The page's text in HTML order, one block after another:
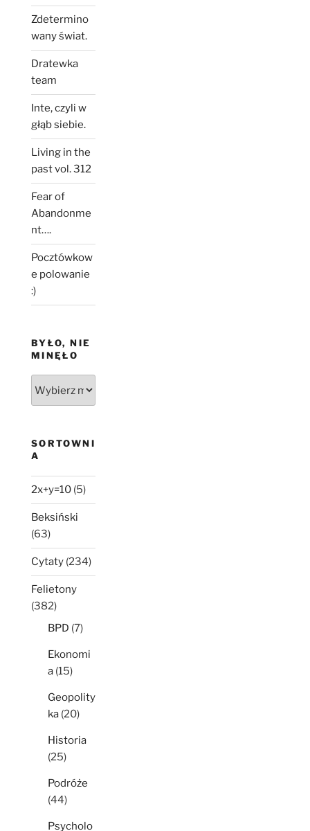
Zdetermino
wany świat.
Dratewka
team
Inte, czyli w
głąb siebie.
Living in the
past vol. 312
Fear of
Abandonme
nt….
Pocztówkow
e polowanie
:)
BYŁO, NIE
MINĘŁO
SORTOWNI
A
2x+y=10 (5)
Beksiński
(63)
Cytaty (234)
Felietony
(382)
BPD (7)
Ekonomi
a (15)
Geopolity
ka (20)
Historia
(25)
Podróże
(44)
Psycholo